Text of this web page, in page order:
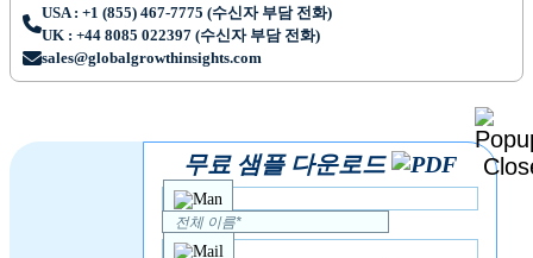
USA : +1 (855) 467-7775 (수신자 부담 전화)
UK : +44 8085 022397 (수신자 부담 전화)
sales@globalgrowthinsights.com
무료 샘플 다운로드